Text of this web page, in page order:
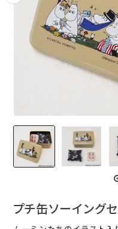
プチ缶ソーイング